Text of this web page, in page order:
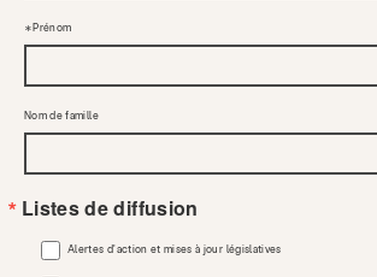
Prénom
Nom de famille
Listes de diffusion
Alertes d'action et mises à jour législatives